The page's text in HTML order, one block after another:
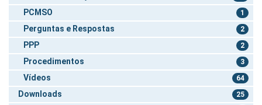
PCMSO 1
Perguntas e Respostas 2
PPP 2
Procedimentos 3
Vídeos 64
Downloads 25